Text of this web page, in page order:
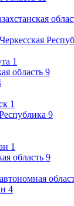
1
область 9
1
9
1
область 9
4